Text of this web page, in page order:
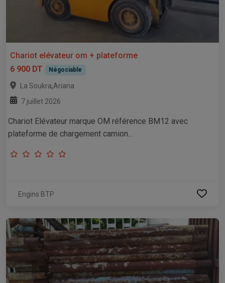
Chariot elévateur om + plateforme
6 900 DT
Négociable
La Soukra,Ariana
7 juillet 2026
Chariot Elévateur marque OM référence BM12 avec
plateforme de chargement camion...
Engins BTP